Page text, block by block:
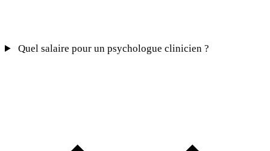
Quel salaire pour un psychologue clinicien ?